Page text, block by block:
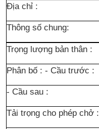
Địa chỉ :
Thông số chung:
Trọng lượng bản thân :
Phân bố : - Cầu trước :
- Cầu sau :
Tải trọng cho phép chở :